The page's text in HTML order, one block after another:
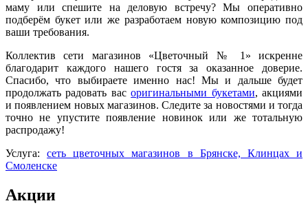
маму или спешите на деловую встречу? Мы оперативно
подберём букет или же разработаем новую композицию под
ваши требования.
Коллектив сети магазинов «Цветочный № 1» искренне
благодарит каждого нашего гостя за оказанное доверие.
Спасибо, что выбираете именно нас! Мы и дальше будет
продолжать радовать васоригинальными букетами, акциями
и появлением новых магазинов. Следите за новостями и тогда
точно не упустите появление новинок или же тотальную
распродажу!
Услуга:сеть цветочных магазинов в Брянске, Клинцах и
Смоленске
Акции